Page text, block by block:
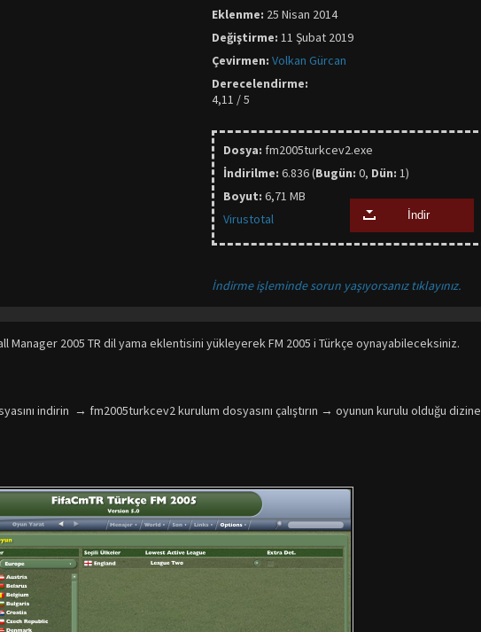
Eklenme: 25 Nisan 2014
Değiştirme: 11 Şubat 2019
Çevirmen: Volkan Gürcan
Derecelendirme:
4,11 / 5
Dosya: fm2005turkcev2.exe
İndirilme: 6.836 (Bugün: 0, Dün: 1)
Boyut: 6,71 MB
Virustotal
İndir
İndirme işleminde sorun yaşıyorsanız tıklayınız.
Manager 2005 TR dil yama eklentisini yükleyerek FM 2005 i Türkçe oynayabileceksiniz.
indirin → fm2005turkcev2 kurulum dosyasını çalıştırın → oyunun kurulu olduğu dizine